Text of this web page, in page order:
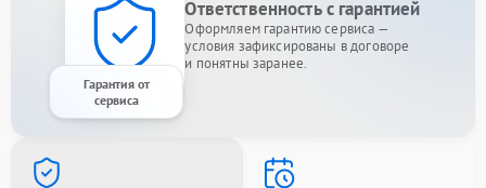
Гарантия от
сервиса
Ответственность с гарантией
Оформляем гарантию сервиса —
условия зафиксированы в договоре
и понятны заранее.